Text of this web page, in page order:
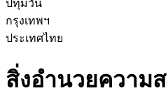
ปทุมวัน
กรุงเทพฯ
ประเทศไทย
สิ่งอำนวยความ